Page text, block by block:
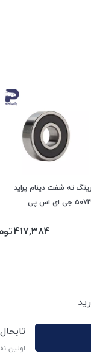
ته شفت دینام پراید
ای اس پی
417,384
اولین